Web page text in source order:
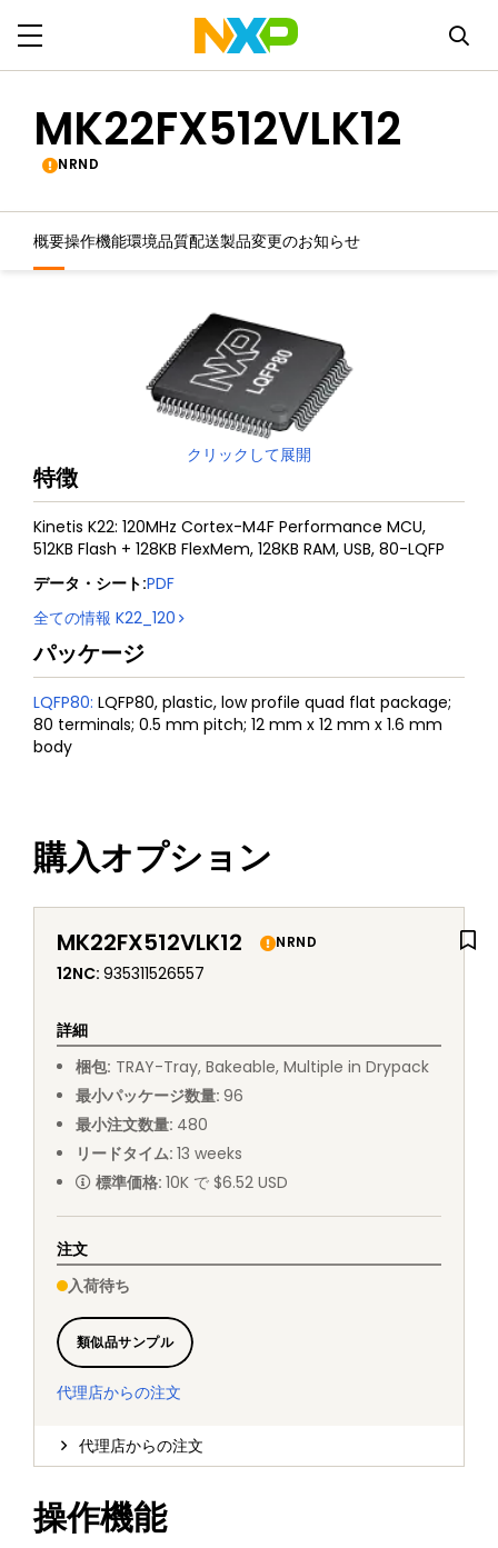
MK22FX512VLK12
NRND
概要操作機能環境品質配送製品変更のお知らせ
クリックして展開
特徴
Kinetis K22: 120MHz Cortex-M4F Performance MCU,
512KB Flash + 128KB FlexMem, 128KB RAM, USB, 80-LQFP
データ・シート:PDF
全ての情報 K22_120
パッケージ
LQFP80: LQFP80, plastic, low profile quad flat package;
80 terminals; 0.5 mm pitch; 12 mm x 12 mm x 1.6 mm
body
購入オプション
MK22FX512VLK12 NRND
12NC: 935311526557
詳細
梱包: TRAY-Tray, Bakeable, Multiple in Drypack
最小パッケージ数量: 96
最小注文数量: 480
リードタイム: 13 weeks
標準価格: 10K で $6.52 USD
注文
入荷待ち
類似品サンプル
代理店からの注文
代理店からの注文
操作機能